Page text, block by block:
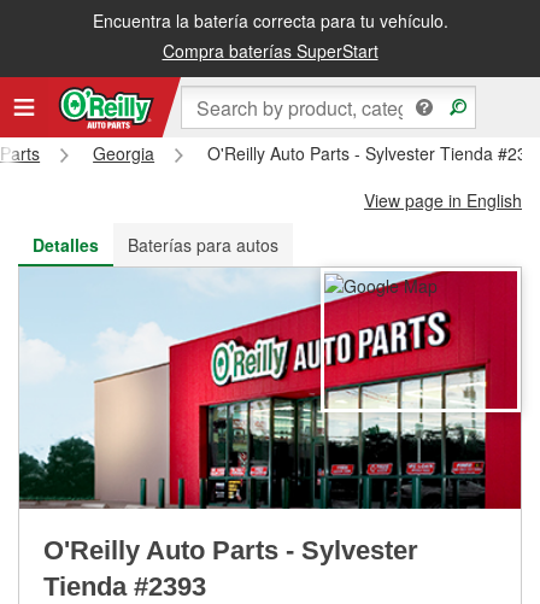
Encuentra la batería correcta para tu vehículo.
Compra baterías SuperStart
Recibe tu orden gratis al día siguiente o recógela en la tienda
Georgia
O'Reilly Auto Parts - Sylvester Tienda
View page in English
Detalles
Baterías para autos
O'Reilly Auto Parts - Sylvester
Tienda #2393